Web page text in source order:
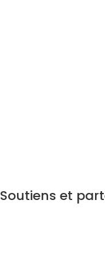
Soutiens et